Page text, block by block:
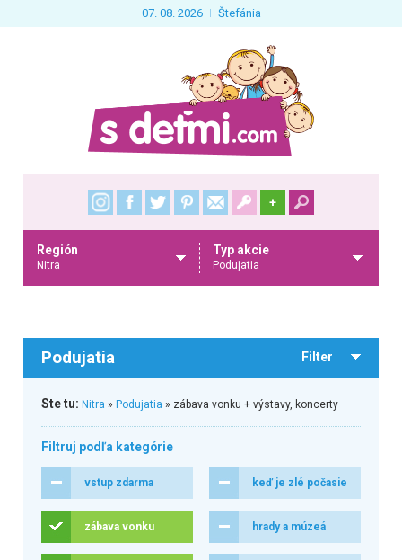
07. 08. 2026 Štefánia
+
Región
Nitra
Typ akcie
Podujatia
Podujatia Filter
Ste tu: Nitra » Podujatia » zábava vonku + výstavy, koncerty
Filtruj podľa kategórie
vstup zdarma keď je zlé počasie
zábava vonku hrady a múzeá